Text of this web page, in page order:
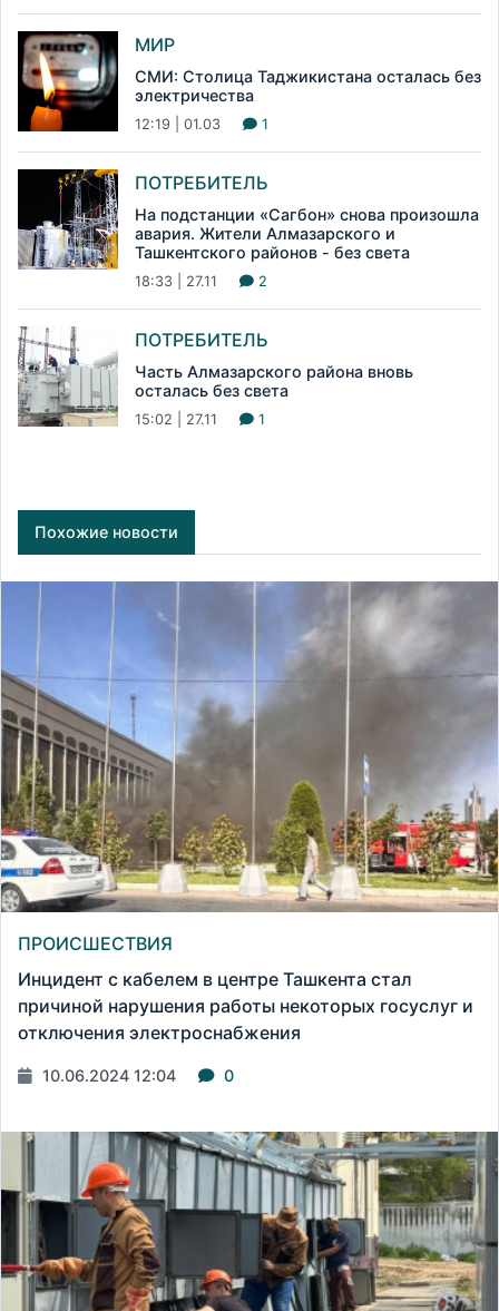
МИР
СМИ: Столица Таджикистана осталась без
электричества
12:19 | 01.03 1
ПОТРЕБИТЕЛЬ
На подстанции «Сагбон» снова произошла
авария. Жители Алмазарского и
Ташкентского районов - без света
18:33 | 27.11 2
ПОТРЕБИТЕЛЬ
Часть Алмазарского района вновь
осталась без света
15:02 | 27.11 1
Похожие новости
ПРОИСШЕСТВИЯ
Инцидент с кабелем в центре Ташкента стал
причиной нарушения работы некоторых госуслуг и
отключения электроснабжения
10.06.2024 12:04 0